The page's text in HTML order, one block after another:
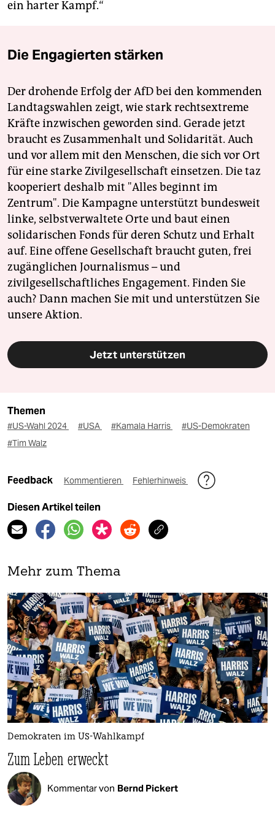
ein harter Kampf.“
Die Engagierten stärken
Der drohende Erfolg der AfD bei den kommenden
Landtagswahlen zeigt, wie stark rechtsextreme
Kräfte inzwischen geworden sind. Gerade jetzt
braucht es Zusammenhalt und Solidarität. Auch
und vor allem mit den Menschen, die sich vor Ort
für eine starke Zivilgesellschaft einsetzen. Die taz
kooperiert deshalb mit "Alles beginnt im
Zentrum". Die Kampagne unterstützt bundesweit
linke, selbstverwaltete Orte und baut einen
solidarischen Fonds für deren Schutz und Erhalt
auf. Eine offene Gesellschaft braucht guten, frei
zugänglichen Journalismus – und
zivilgesellschaftliches Engagement. Finden Sie
auch? Dann machen Sie mit und unterstützen Sie
unsere Aktion.
Jetzt unterstützen
Themen
#US-Wahl 2024 #USA #Kamala Harris
#US-Demokraten
#Tim Walz
Feedback Kommentieren Fehlerhinweis
Diesen Artikel teilen
Mehr zum Thema
Demokraten im US-Wahlkampf
Zum Leben erweckt
Kommentar von Bernd Pickert